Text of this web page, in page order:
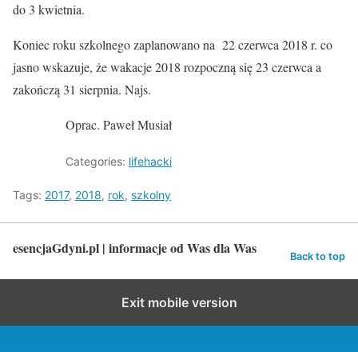
do 3 kwietnia.
Koniec roku szkolnego zaplanowano na 22 czerwca 2018 r. co
jasno wskazuje, że wakacje 2018 rozpoczną się 23 czerwca a
zakończą 31 sierpnia. Najs.
Oprac. Paweł Musiał
Categories: lifehacki
Tags: 2017, 2018, rok, szkolny
esencjaGdyni.pl | informacje od Was dla Was Back to top
Exit mobile version